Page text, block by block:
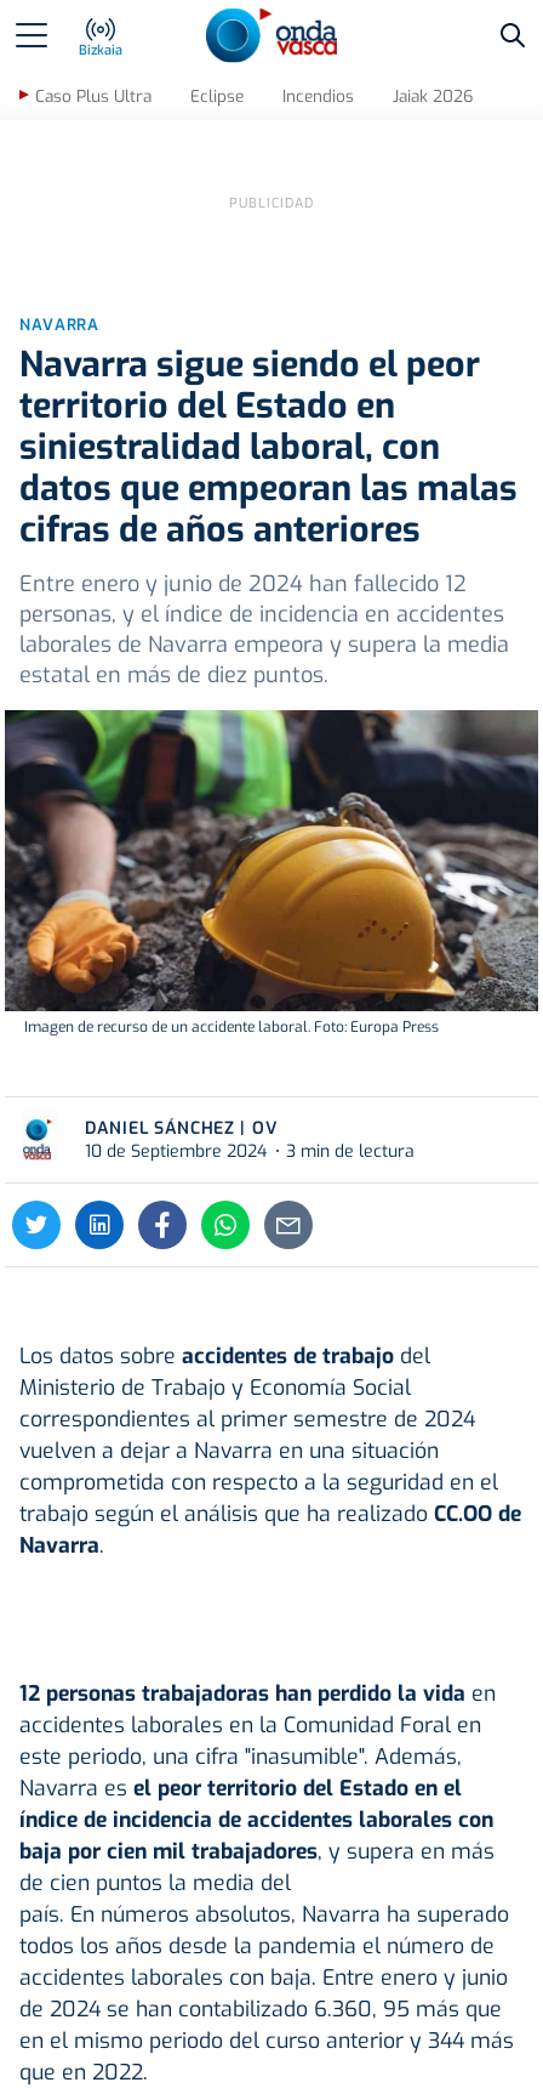
Bizkaia
Caso Plus Ultra Eclipse Incendios Jaiak 2026
NAVARRA
Navarra sigue siendo el peor
territorio del Estado en
siniestralidad laboral, con
datos que empeoran las malas
cifras de años anteriores
Entre enero y junio de 2024 han fallecido 12
personas, y el índice de incidencia en accidentes
laborales de Navarra empeora y supera la media
estatal en más de diez puntos.
Imagen de recurso de un accidente laboral. Foto: Europa Press
DANIEL SÁNCHEZ | OV
10 de Septiembre 2024
3 min de lectura
Los datos sobre accidentes de trabajo del
Ministerio de Trabajo y Economía Social
correspondientes al primer semestre de 2024
vuelven a dejar a Navarra en una situación
comprometida con respecto a la seguridad en el
trabajo según el análisis que ha realizado CC.OO de
Navarra.
12 personas trabajadoras han perdido la vida en
accidentes laborales en la Comunidad Foral en
este periodo, una cifra "inasumible". Además,
Navarra es el peor territorio del Estado en el
índice de incidencia de accidentes laborales con
baja por cien mil trabajadores, y supera en más
de cien puntos la media del
país. En números absolutos, Navarra ha superado
todos los años desde la pandemia el número de
accidentes laborales con baja. Entre enero y junio
de 2024 se han contabilizado 6.360, 95 más que
en el mismo periodo del curso anterior y 344 más
que en 2022.